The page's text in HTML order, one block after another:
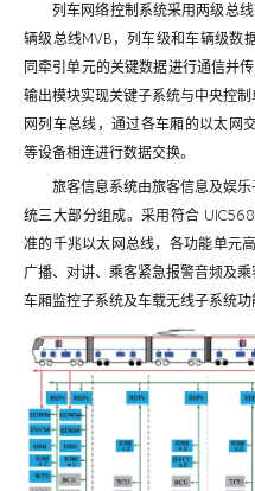
列车网络控制系统采用两级总
辆级总线MVB，列车级和车辆级数
同牵引单元的关键数据进行通信并
输出模块实现关键子系统与中央控
网列车总线，通过各车厢的以太网
等设备相连进行数据交换。
旅客信息系统由旅客信息及娱
统三大部分组成。采用符合
准的千兆以太网总线，各功能单元
广播、对讲、乘客紧急报警音频及
车厢监控子系统及车载无线子系统功